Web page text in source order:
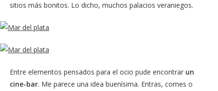
sitios más bonitos. Lo dicho, muchos palacios veraniegos.
Entre elementos pensados para el ocio pude encontrar un
cine-bar. Me parece una idea buenísima. Entras, comes o